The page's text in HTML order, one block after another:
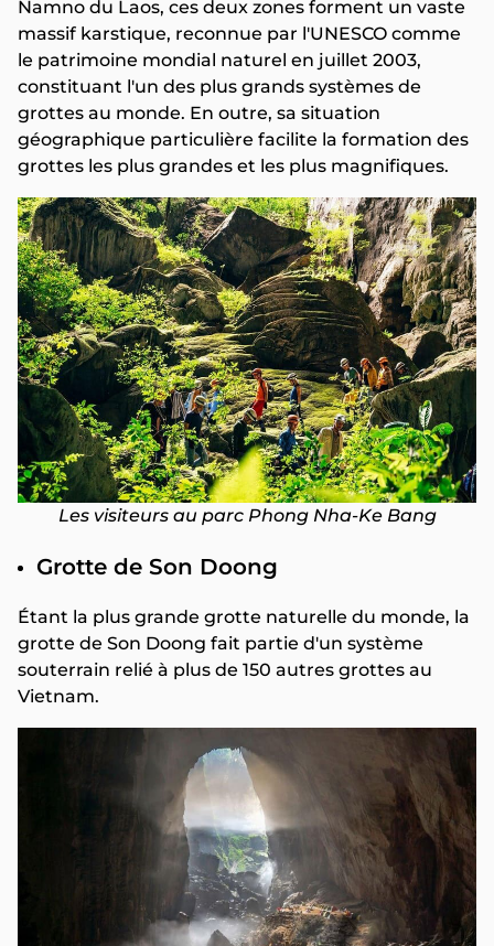
Namno du Laos, ces deux zones forment un vaste
massif karstique, reconnue par l'UNESCO comme
le patrimoine mondial naturel en juillet 2003,
constituant l'un des plus grands systèmes de
grottes au monde. En outre, sa situation
géographique particulière facilite la formation des
grottes les plus grandes et les plus magnifiques.
Les visiteurs au parc Phong Nha-Ke Bang
Grotte de Son Doong
Étant la plus grande grotte naturelle du monde, la
grotte de Son Doong fait partie d'un système
souterrain relié à plus de 150 autres grottes au
Vietnam.